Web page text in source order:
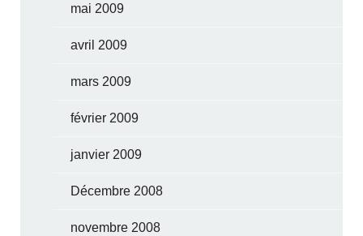
mai 2009
avril 2009
mars 2009
février 2009
janvier 2009
Décembre 2008
novembre 2008